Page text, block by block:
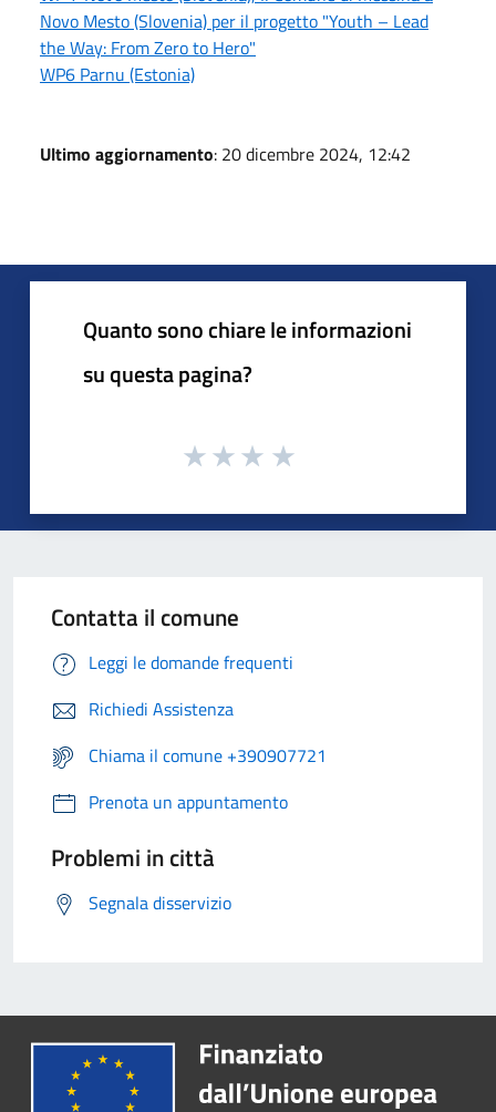
Novo Mesto (Slovenia) per il progetto "Youth – Lead
the Way: From Zero to Hero"
WP6 Parnu (Estonia)
Ultimo aggiornamento: 20 dicembre 2024, 12:42
Quanto sono chiare le informazioni
su questa pagina?
Contatta il comune
Leggi le domande frequenti
Richiedi Assistenza
Chiama il comune +390907721
Prenota un appuntamento
Problemi in città
Segnala disservizio